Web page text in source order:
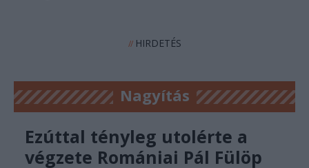
//HIRDETÉS
Nagyítás
Ezúttal tényleg utolérte a
végzete Romániai Pál Fülöp